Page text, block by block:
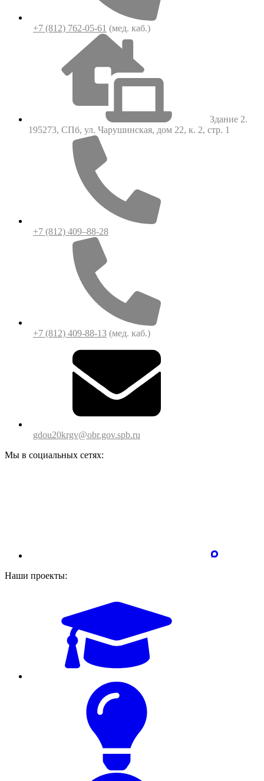
+7 (812) 762-05-61 (мед. каб.)
Здание 2.
195273, СПб, ул. Чарушинская, дом 22, к. 2, стр. 1
+7 (812) 409–88-28
+7 (812) 409-88-13 (мед. каб.)
gdou20krgv@obr.gov.spb.ru
Мы в социальных сетях:
Наши проекты: